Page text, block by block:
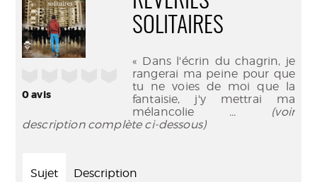
0avis
SOLITAIRES
« Dans l'écrin du chagrin, je
rangerai ma peine pour que
tu ne voies de moi que la
fantaisie, j'y mettrai ma
mélancolie ... (voir
description complète ci-dessous)
Sujet Description